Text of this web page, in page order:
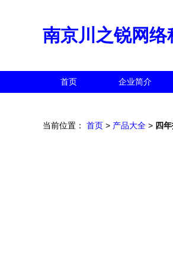
南京川之锐网络
首页 企业简介
当前位置： 首页 > 产品大全 > 四